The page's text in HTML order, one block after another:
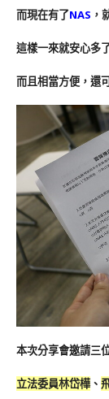
而現在有了NAS ，
這樣一來就安心多
而且相當方便，還
本次分享會邀請三
立法委員林岱樺 、